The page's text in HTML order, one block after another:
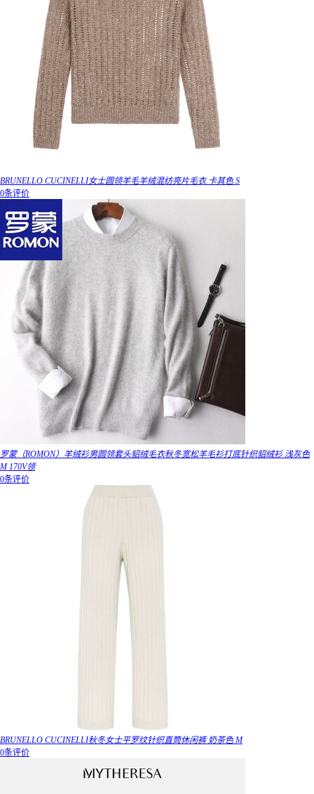
BRUNELLO CUCINELLI女士圆领羊毛羊绒混纺亮片毛衣 卡其色 S
0条评价
罗蒙（ROMON）羊绒衫男圆领套头貂绒毛衣秋冬宽松羊毛衫打底针织貂绒衫 浅灰色
M 170V领
0条评价
BRUNELLO CUCINELLI秋冬女士平罗纹针织直筒休闲裤 奶茶色 M
0条评价